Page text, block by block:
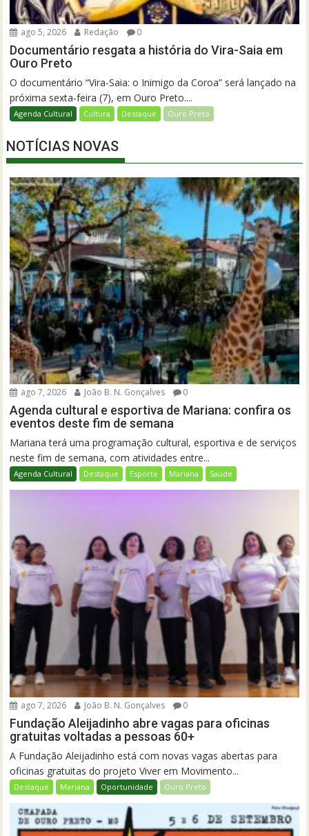
ago 5, 2026 Redação 0
Documentário resgata a história do Vira-Saia em
Ouro Preto
O documentário “Vira-Saia: o Inimigo da Coroa” será lançado na
próxima sexta-feira (7), em Ouro Preto....
Agenda Cultural Cultura Destaque Ouro Preto
NOTÍCIAS NOVAS
ago 7, 2026 João B. N. Gonçalves 0
Agenda cultural e esportiva de Mariana: confira os
eventos deste fim de semana
Mariana terá uma programação cultural, esportiva e de serviços
neste fim de semana, com atividades entre...
Agenda Cultural Destaque Esporte Mariana Saúde
ago 7, 2026 João B. N. Gonçalves 0
Fundação Aleijadinho abre vagas para oficinas
gratuitas voltadas a pessoas 60+
A Fundação Aleijadinho está com novas vagas abertas para
oficinas gratuitas do projeto Viver em Movimento...
Destaque Mariana Oportunidade Ouro Preto